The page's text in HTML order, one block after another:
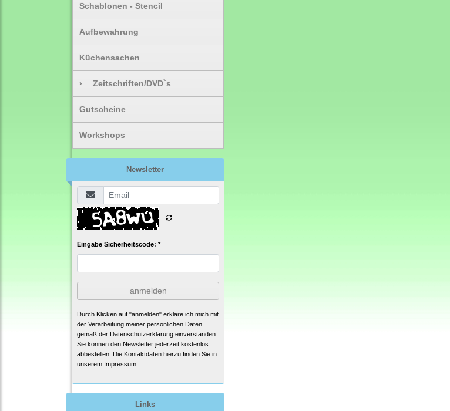
Schablonen - Stencil
Aufbewahrung
Küchensachen
› Zeitschriften/DVD`s
Gutscheine
Workshops
Newsletter
Eingabe Sicherheitscode: *
anmelden
Durch Klicken auf "anmelden" erkläre ich mich mit
der Verarbeitung meiner persönlichen Daten
gemäß der Datenschutzerklärung einverstanden.
Sie können den Newsletter jederzeit kostenlos
abbestellen. Die Kontaktdaten hierzu finden Sie in
unserem Impressum.
Links